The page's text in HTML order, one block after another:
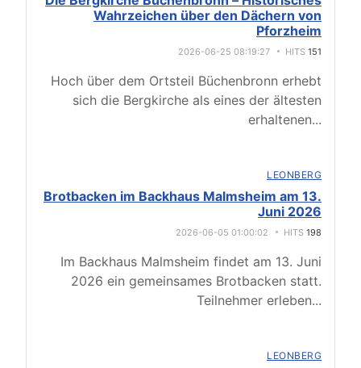
Wahrzeichen über den Dächern von
Pforzheim
2026-06-25 08:19:27 HITS 151
Hoch über dem Ortsteil Büchenbronn erhebt
sich die Bergkirche als eines der ältesten
erhaltenen...
LEONBERG
Brotbacken im Backhaus Malmsheim am 13.
Juni 2026
2026-06-05 01:00:02 HITS 198
Im Backhaus Malmsheim findet am 13. Juni
2026 ein gemeinsames Brotbacken statt.
Teilnehmer erleben...
LEONBERG